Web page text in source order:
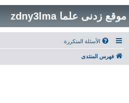
موقع زدنى علما zdny3lma
الأسئلة المتكررة
فهرس المنتدى